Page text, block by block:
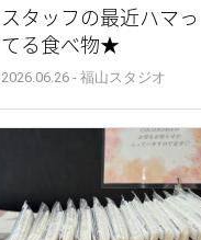
スタッフの最近ハマっ
てる食べ物★
2026.06.26 - 福山スタジオ